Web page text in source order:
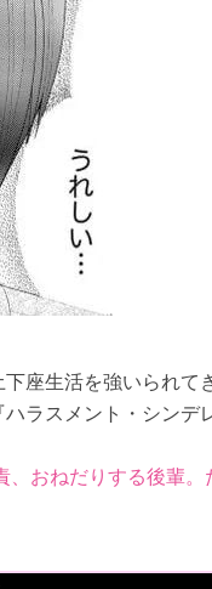
座生活を強いられて
ラスメント・シンデ
、おねだりする後輩